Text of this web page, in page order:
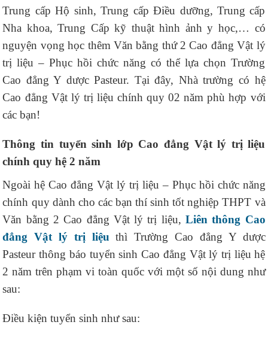
Trung cấp Hộ sinh, Trung cấp Điều dưỡng, Trung cấp
Nha khoa, Trung Cấp kỹ thuật hình ảnh y học,… có
nguyện vọng học thêm Văn bằng thứ 2 Cao đẳng Vật lý
trị liệu – Phục hồi chức năng có thể lựa chọn Trường
Cao đẳng Y dược Pasteur. Tại đây, Nhà trường có hệ
Cao đẳng Vật lý trị liệu chính quy 02 năm phù hợp với
các bạn!
Thông tin tuyển sinh lớp Cao đẳng Vật lý trị liệu
chính quy hệ 2 năm
Ngoài hệ Cao đẳng Vật lý trị liệu – Phục hồi chức năng
chính quy dành cho các bạn thí sinh tốt nghiệp THPT và
Văn bằng 2 Cao đẳng Vật lý trị liệu, Liên thông Cao
đẳng Vật lý trị liệu thì Trường Cao đẳng Y dược
Pasteur thông báo tuyển sinh Cao đẳng Vật lý trị liệu hệ
2 năm trên phạm vi toàn quốc với một số nội dung như
sau:
Điều kiện tuyển sinh như sau: